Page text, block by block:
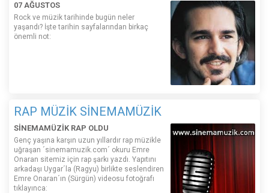
07 AĞUSTOS
Rock ve müzik tarihinde bugün neler
yaşandı? İşte tarihin sayfalarından birkaç
önemli not:
RAP MÜZİK SİNEMAMÜZİK
SİNEMAMÜZİK RAP OLDU
Genç yaşına karşın uzun yıllardır rap müzikle
uğraşan ´sinemamuzik.com´ okuru Emre
Onaran sitemiz için rap şarkı yazdı. Yapıtını
arkadaşı Uygar´la (Ragyu) birlikte seslendiren
Emre Onaran´ın (Sürgün) videosu fotoğrafı
tıklayınca: